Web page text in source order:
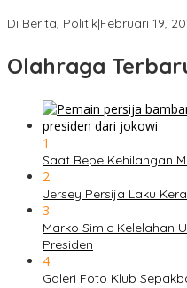
Di Berita, Politik|Februari 19,
Olahraga
1
Saat Bepe Kehilangan
2
Jersey Persija Laku
3
Marko Simic Kelelahan
Presiden
4
Galeri Foto Klub